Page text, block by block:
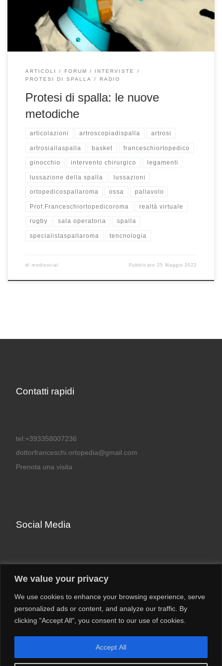
We value your privacy
We use cookies to enhance your browsing experience, serve
personalized ads or content, and analyze our traffic. By
clicking "Accept All", you consent to our use of cookies.
Accept All
martedì alle 15:50 ed il sabato alle 9:40. Potete ascoltare il
Podcast qui. Buon ascolto! Buongiorno Francesco, […]
ARTICOLI FORUM
INTERVISTE
PROTESI DI SPALLA
RADIO
Protesi di spalla: le nuove
metodiche
articolazioni artroscopiadispalla artrosi
artrosiallaspalla basket franceschiortopedico
ginocchio intervento chirurgico legamenti
lussazione della spalla lussazioni
ortopedicospallaroma ossa pallavolo
Prof.Franceschiortopedicoroma realtà virtuale
rugby sala operatoria spalla
specialistaspallaroma tencnologia
di medisocial Pubblicato 25 Maggio 2022
Contatti rapidi
tel:+393358007236
dottorfranceschi.ortopedia@gmail.com
Prenota una visita
Social Media
LinkedIn